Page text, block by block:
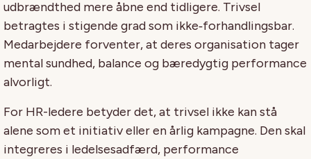
udbrændthed mere åbne end tidligere. Trivsel
betragtes i stigende grad som ikke‑forhandlingsbar.
Medarbejdere forventer, at deres organisation tager
mental sundhed, balance og bæredygtig performance
alvorligt.
For HR-ledere betyder det, at trivsel ikke kan stå
alene som et initiativ eller en årlig kampagne. Den skal
integreres i ledelsesadfærd, performance